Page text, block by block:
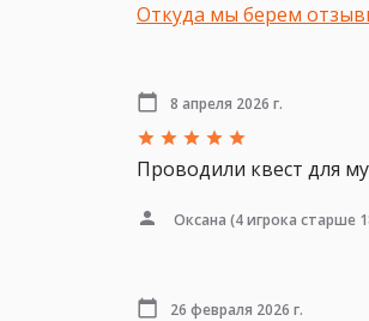
Откуда мы берем
8 апреля 2026 г.
Проводили квест для
Оксана (4 игрока старше
26 февраля 2026 г.